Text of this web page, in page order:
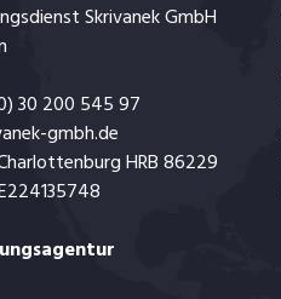
Skrivanek GmbH
30 200 545 97
gmbh.de
HRB 86229